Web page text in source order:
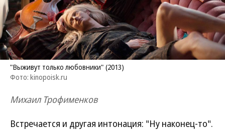
"Выживут только любовники" (2013)
Фото: kinopoisk.ru
Михаил Трофименков
Встречается и другая интонация: "Ну наконец-то".